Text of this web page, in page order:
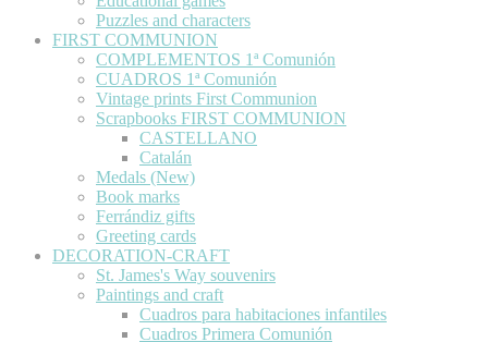
Puzzles and characters
FIRST COMMUNION
COMPLEMENTOS 1ª Comunión
CUADROS 1ª Comunión
Vintage prints First Communion
Scrapbooks FIRST COMMUNION
CASTELLANO
Catalán
Medals (New)
Book marks
Ferrándiz gifts
Greeting cards
DECORATION-CRAFT
St. James's Way souvenirs
Paintings and craft
Cuadros para habitaciones infantiles
Cuadros Primera Comunión